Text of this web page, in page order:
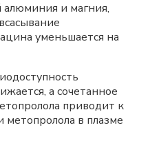
алюминия и магния,
уменьшается на
а сочетанное
приводит к
в плазме